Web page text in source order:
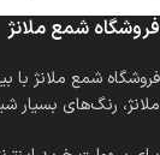
فروشگاه شمع ملانژ
ملانژ، رنگ‌های